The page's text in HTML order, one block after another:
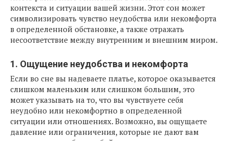
контекста и ситуации вашей жизни. Этот сон может
символизировать чувство неудобства или некомфорта
в определенной обстановке, а также отражать
несоответствие между внутренним и внешним миром.
1. Ощущение неудобства и некомфорта
Если во сне вы надеваете платье, которое оказывается
слишком маленьким или слишком большим, это
может указывать на то, что вы чувствуете себя
неудобно или некомфортно в определенной
ситуации или отношениях. Возможно, вы ощущаете
давление или ограничения, которые не дают вам